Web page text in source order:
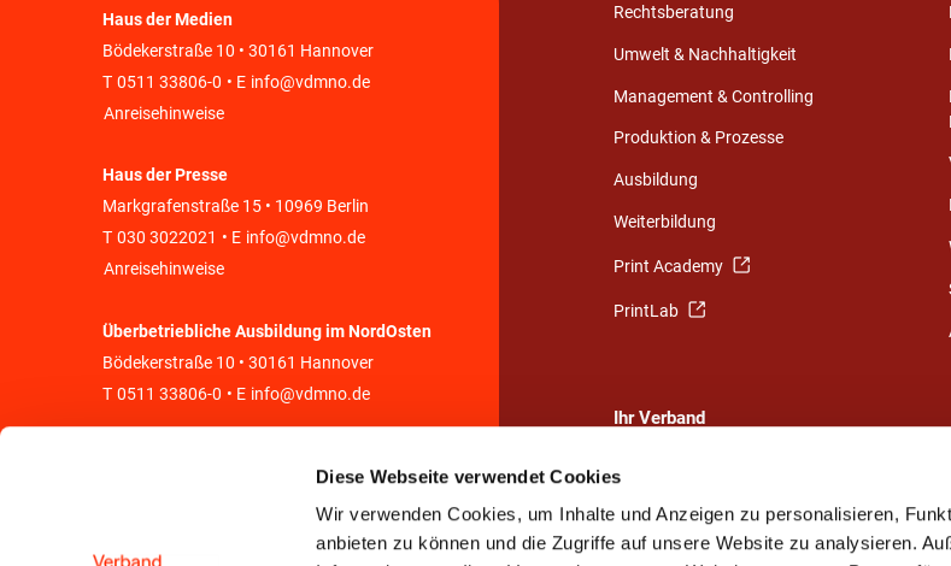
Diese Webseite verwendet Cookies
Wir verwenden Cookies, um Inhalte und Anzeigen zu personalisieren,
anbieten zu können und die Zugriffe auf unsere Website zu analysieren.
Haus der Medien
Bödekerstraße 10 • 30161 Hannover
T 0511 33806-0 • E info@vdmno.de
Anreisehinweise
Haus der Presse
Markgrafenstraße 15 • 10969 Berlin
T 030 3022021 • E info@vdmno.de
Anreisehinweise
Überbetriebliche Ausbildung im NordOsten
Bödekerstraße 10 • 30161 Hannover
T 0511 33806-0 • E info@vdmno.de
Rechtsberatung
Umwelt & Nachhaltigkeit
Management & Controlling
Produktion & Prozesse
Ausbildung
Weiterbildung
Print Academy
PrintLab
Ihr Verband
Ansprechpartner